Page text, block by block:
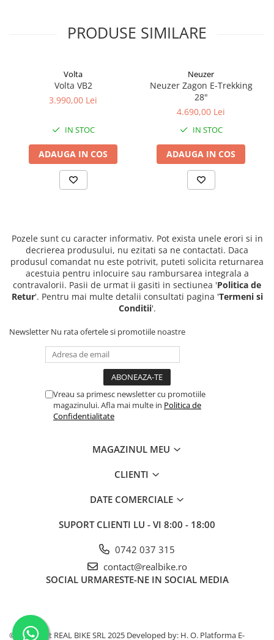
PRODUSE SIMILARE
Volta
Volta VB2
3.990,00 Lei
IN STOC
ADAUGA IN COS
Neuzer
Neuzer Zagon E-Trekking
28"
4.690,00 Lei
IN STOC
ADAUGA IN COS
Pozele sunt cu caracter informativ. Pot exista unele erori si in
decrierea produsului, nu ezitati sa ne contactati. Daca
produsul comandat nu este potrivit, puteti solicita returnarea
acestuia pentru inlocuire sau rambursarea integrala a
contravalorii. Pasii de urmat ii gasiti in sectiunea 'Politica de
Retur'. Pentru mai multe detalii consultati pagina 'Termeni si
Conditii'.
Newsletter Nu rata ofertele si promotiile noastre
Vreau sa primesc newsletter cu promotiile
magazinului. Afla mai multe in Politica de
Confidentialitate
MAGAZINUL MEU
CLIENTI
DATE COMERCIALE
SUPORT CLIENTI LU - VI 8:00 - 18:00
0742 037 315
contact@realbike.ro
SOCIAL URMARESTE-NE IN SOCIAL MEDIA
©Copyright REAL BIKE SRL 2025 Developed by: H. O. Platforma E-